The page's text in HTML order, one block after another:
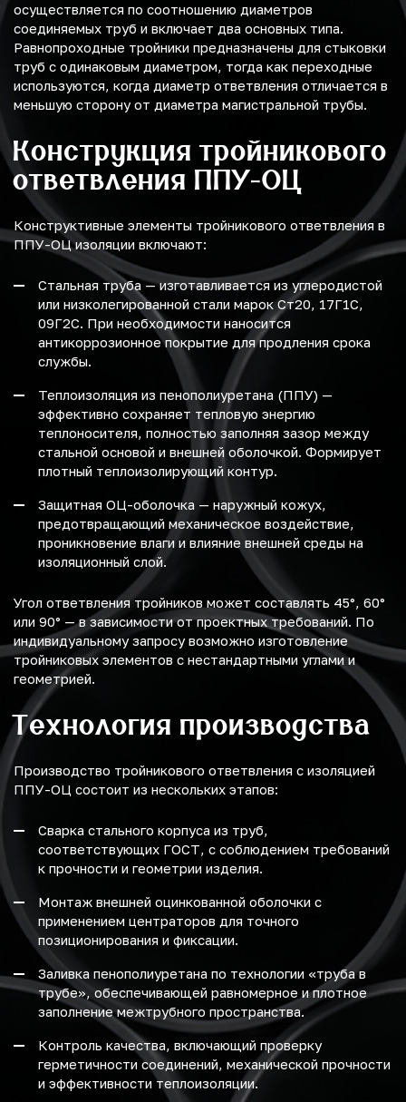
осуществляется по соотношению диаметров
соединяемых труб и включает два основных типа.
Равнопроходные тройники предназначены для стыковки
труб с одинаковым диаметром, тогда как переходные
используются, когда диаметр ответвления отличается в
меньшую сторону от диаметра магистральной трубы.
Конструкция тройникового
ответвления ППУ-ОЦ
Конструктивные элементы тройникового ответвления в
ППУ-ОЦ изоляции включают:
Стальная труба — изготавливается из углеродистой
или низколегированной стали марок Ст20, 17Г1С,
09Г2С. При необходимости наносится
антикоррозионное покрытие для продления срока
службы.
Теплоизоляция из пенополиуретана (ППУ) —
эффективно сохраняет тепловую энергию
теплоносителя, полностью заполняя зазор между
стальной основой и внешней оболочкой. Формирует
плотный теплоизолирующий контур.
Защитная ОЦ-оболочка — наружный кожух,
предотвращающий механическое воздействие,
проникновение влаги и влияние внешней среды на
изоляционный слой.
Угол ответвления тройников может составлять 45°, 60°
или 90° — в зависимости от проектных требований. По
индивидуальному запросу возможно изготовление
тройниковых элементов с нестандартными углами и
геометрией.
Технология производства
Производство тройникового ответвления с изоляцией
ППУ-ОЦ состоит из нескольких этапов:
Сварка стального корпуса из труб,
соответствующих ГОСТ, с соблюдением требований
к прочности и геометрии изделия.
Монтаж внешней оцинкованной оболочки с
применением центраторов для точного
позиционирования и фиксации.
Заливка пенополиуретана по технологии «труба в
трубе», обеспечивающей равномерное и плотное
заполнение межтрубного пространства.
Контроль качества, включающий проверку
герметичности соединений, механической прочности
и эффективности теплоизоляции.